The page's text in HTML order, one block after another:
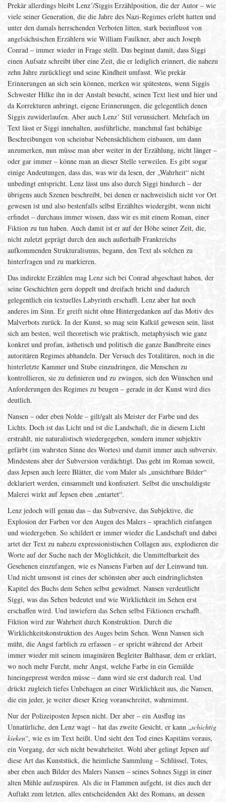
Prekär allerdings bleibt Lenz´/Siggis Erzählposition, die der Autor – wie
viele seiner Generation, die die Jahre des Nazi-Regimes erlebt hatten und
unter den damals herrschenden Verboten litten, stark beeinflusst von
angelsächsischen Erzählern wie William Faulkner, aber auch Joseph
Conrad – immer wieder in Frage stellt. Das beginnt damit, dass Siggi
einen Aufsatz schreibt über eine Zeit, die er lediglich erinnert, die nahezu
zehn Jahre zurückliegt und seine Kindheit umfasst. Wie prekär
Erinnerungen an sich sein können, merken wir spätestens, wenn Siggis
Schwester Hilke ihn in der Anstalt besucht, seinen Text liest und hier und
da Korrekturen anbringt, eigene Erinnerungen, die gelegentlich denen
Siggis zuwiderlaufen. Aber auch Lenz´ Stil verunsichert. Mehrfach im
Text lässt er Siggi innehalten, ausführliche, manchmal fast behäbige
Beschreibungen von scheinbar Nebensächlichem einbauen, um dann
anzumerken, nun müsse man aber weiter in der Erzählung, nicht länger –
oder gar immer – könne man an dieser Stelle verweilen. Es gibt sogar
einige Andeutungen, dass das, was wir da lesen, der „Wahrheit“ nicht
unbedingt entspricht. Lenz lässt uns also durch Siggi hindurch – der
übrigens auch Szenen beschreibt, bei denen er nachweislich nicht vor Ort
gewesen ist und also bestenfalls selbst Erzähltes wiedergibt, wenn nicht
erfindet – durchaus immer wissen, dass wir es mit einem Roman, einer
Fiktion zu tun haben. Auch damit ist er auf der Höhe seiner Zeit, die,
nicht zuletzt geprägt durch den auch außerhalb Frankreichs
aufkommenden Strukturalismus, begann, den Text als solchen zu
hinterfragen und zu markieren.
Das indirekte Erzählen mag Lenz sich bei Conrad abgeschaut haben, der
seine Geschichten gern doppelt und dreifach bricht und dadurch
gelegentlich ein textuelles Labyrinth erschafft. Lenz aber hat noch
anderes im Sinn. Er greift nicht ohne Hintergedanken auf das Motiv des
Malverbots zurück. In der Kunst, so mag sein Kalkül gewesen sein, lässt
sich am besten, weil theoretisch wie praktisch, metaphysisch wie ganz
konkret und profan, ästhetisch und politisch die ganze Bandbreite eines
autoritären Regimes abhandeln. Der Versuch des Totalitären, noch in die
hinterletzte Kammer und Stube einzudringen, die Menschen zu
kontrollieren, sie zu definieren und zu zwingen, sich den Wünschen und
Anforderungen des Regimes zu beugen – gerade in der Kunst wird dies
deutlich.
Nansen – oder eben Nolde – gilt/galt als Meister der Farbe und des
Lichts. Doch ist das Licht und ist die Landschaft, die in diesem Licht
erstrahlt, nie naturalistisch wiedergegeben, sondern immer subjektiv
gefärbt (im wahrsten Sinne des Wortes) und damit immer auch subversiv.
Mindestens aber der Subversion verdächtigt. Das geht im Roman soweit,
dass Jepsen auch leere Blätter, die vom Maler als „unsichtbare Bilder“
deklariert werden, einsammelt und konfisziert. Selbst die unschuldigste
Malerei wirkt auf Jepsen eben „entartet“.
Lenz jedoch will genau das – das Subversive, das Subjektive, die
Explosion der Farben vor den Augen des Malers – sprachlich einfangen
und wiedergeben. So schildert er immer wieder die Landschaft und dabei
artet der Text zu nahezu expressionistischen Collagen aus, explodieren die
Worte auf der Suche nach der Möglichkeit, die Unmittelbarkeit des
Gesehenen einzufangen, wie es Nansens Farben auf der Leinwand tun.
Und nicht umsonst ist eines der schönsten aber auch eindringlichsten
Kapitel des Buchs dem Sehen selbst gewidmet. Nansen verdeutlicht
Siggi, was das Sehen bedeutet und wie Wirklichkeit im Sehen erst
erschaffen wird. Und inwiefern das Sehen selbst Fiktionen erschafft.
Fiktion wird zur Wahrheit durch Konstruktion. Durch die
Wirklichkeitskonstruktion des Auges beim Sehen. Wenn Nansen sich
müht, die Angst farblich zu erfassen – er spricht während der Arbeit
immer wieder mit seinem imaginären Begleiter Balthasar, dem er erklärt,
wo noch mehr Furcht, mehr Angst, welche Farbe in ein Gemälde
hineingepresst werden müsse – dann wird sie erst dadurch real. Und
drückt zugleich tiefes Unbehagen an einer Wirklichkeit aus, die Nansen,
die ein jeder, je weiter dieser Krieg voranschreitet, wahrnimmt.
Nur der Polizeiposten Jepsen nicht. Der aber – ein Ausflug ins
Unnatürliche, den Lenz wagt – hat das zweite Gesicht, er kann „schichtig
kieken“, wie es im Text heißt. Und sieht den Tod eines Kapitäns voraus,
ein Vorgang, der sich nicht bewahrheitet. Wohl aber gelingt Jepsen auf
diese Art das Kunststück, die heimliche Sammlung – Schlüssel, Totes,
aber eben auch Bilder des Malers Nansen – seines Sohnes Siggi in einer
alten Mühle aufzuspüren. Als die in Flammen aufgeht, ist dies auch der
Auftakt zum letzten, alles entscheidenden Akt des Romans, an dessen